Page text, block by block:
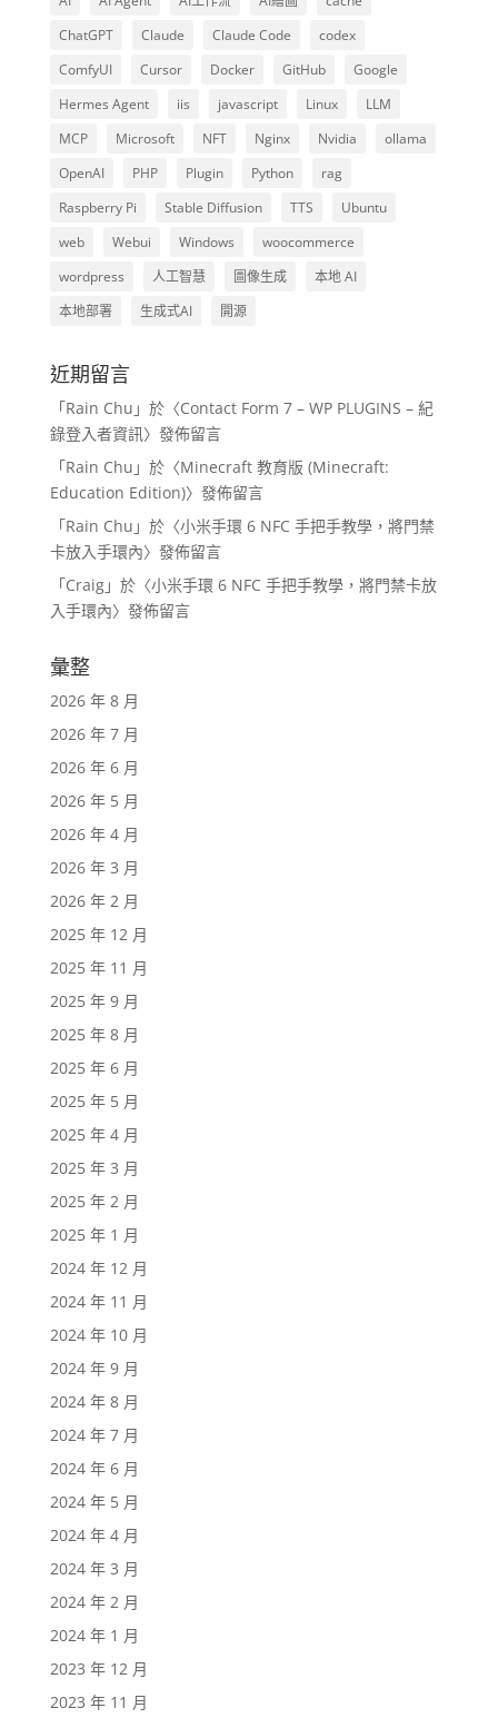
ChatGPT
Claude Claude Code
codex
ComfyUI
Cursor Docker GitHub
Google
Hermes Agent
iis javascript Linux
LLM
MCP
Microsoft NFT Nginx Nvidia
ollama
OpenAI
PHP Plugin Python
rag
Raspberry Pi
Stable Diffusion TTS
Ubuntu
web
Webui Windows
woocommerce
wordpress
人工智慧 圖像生成
本地 AI
本地部署
生成式AI 開源
近期留言
「Rain Chu 」於〈Contact Form 7 – WP PLUGINS – 紀
錄登入者資訊〉發佈留言
「Rain Chu 」於〈Minecraft 教育版 (Minecraft:
Education Edition)〉發佈留言
「Rain Chu 」於〈小米手環 6 NFC 手把手教學，將門禁
卡放入手環內〉發佈留言
「Craig」於〈小米手環 6 NFC 手把手教學，將門禁卡放
入手環內〉發佈留言
彙整
2026 年 8 月
2026 年 7 月
2026 年 6 月
2026 年 5 月
2026 年 4 月
2026 年 3 月
2026 年 2 月
2025 年 12 月
2025 年 11 月
2025 年 9 月
2025 年 8 月
2025 年 6 月
2025 年 5 月
2025 年 4 月
2025 年 3 月
2025 年 2 月
2025 年 1 月
2024 年 12 月
2024 年 11 月
2024 年 10 月
2024 年 9 月
2024 年 8 月
2024 年 7 月
2024 年 6 月
2024 年 5 月
2024 年 4 月
2024 年 3 月
2024 年 2 月
2024 年 1 月
2023 年 12 月
2023 年 11 月